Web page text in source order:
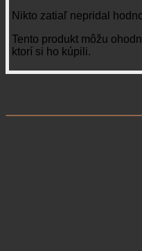
Nikto zatiaľ nepridal
Tento produkt môžu
ktorí si ho kúpili.